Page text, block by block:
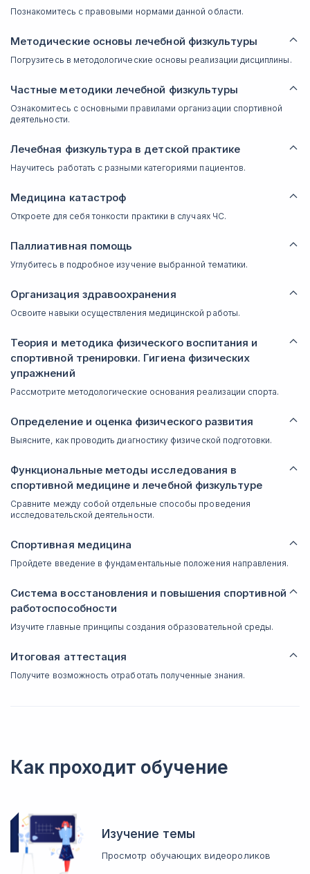
Познакомитесь с правовыми нормами данной области.
Методические основы лечебной физкультуры
Погрузитесь в методологические основы реализации дисциплины.
Частные методики лечебной физкультуры
Ознакомитесь с основными правилами организации спортивной
деятельности.
Лечебная физкультура в детской практике
Научитесь работать с разными категориями пациентов.
Медицина катастроф
Откроете для себя тонкости практики в случаях ЧС.
Паллиативная помощь
Углубитесь в подробное изучение выбранной тематики.
Организация здравоохранения
Освоите навыки осуществления медицинской работы.
Теория и методика физического воспитания и
спортивной тренировки. Гигиена физических
упражнений
Рассмотрите методологические основания реализации спорта.
Определение и оценка физического развития
Выясните, как проводить диагностику физической подготовки.
Функциональные методы исследования в
спортивной медицине и лечебной физкультуре
Сравните между собой отдельные способы проведения
исследовательской деятельности.
Спортивная медицина
Пройдете введение в фундаментальные положения направления.
Система восстановления и повышения спортивной
работоспособности
Изучите главные принципы создания образовательной среды.
Итоговая аттестация
Получите возможность отработать полученные знания.
Как проходит обучение
Изучение темы
Просмотр обучающих видеороликов